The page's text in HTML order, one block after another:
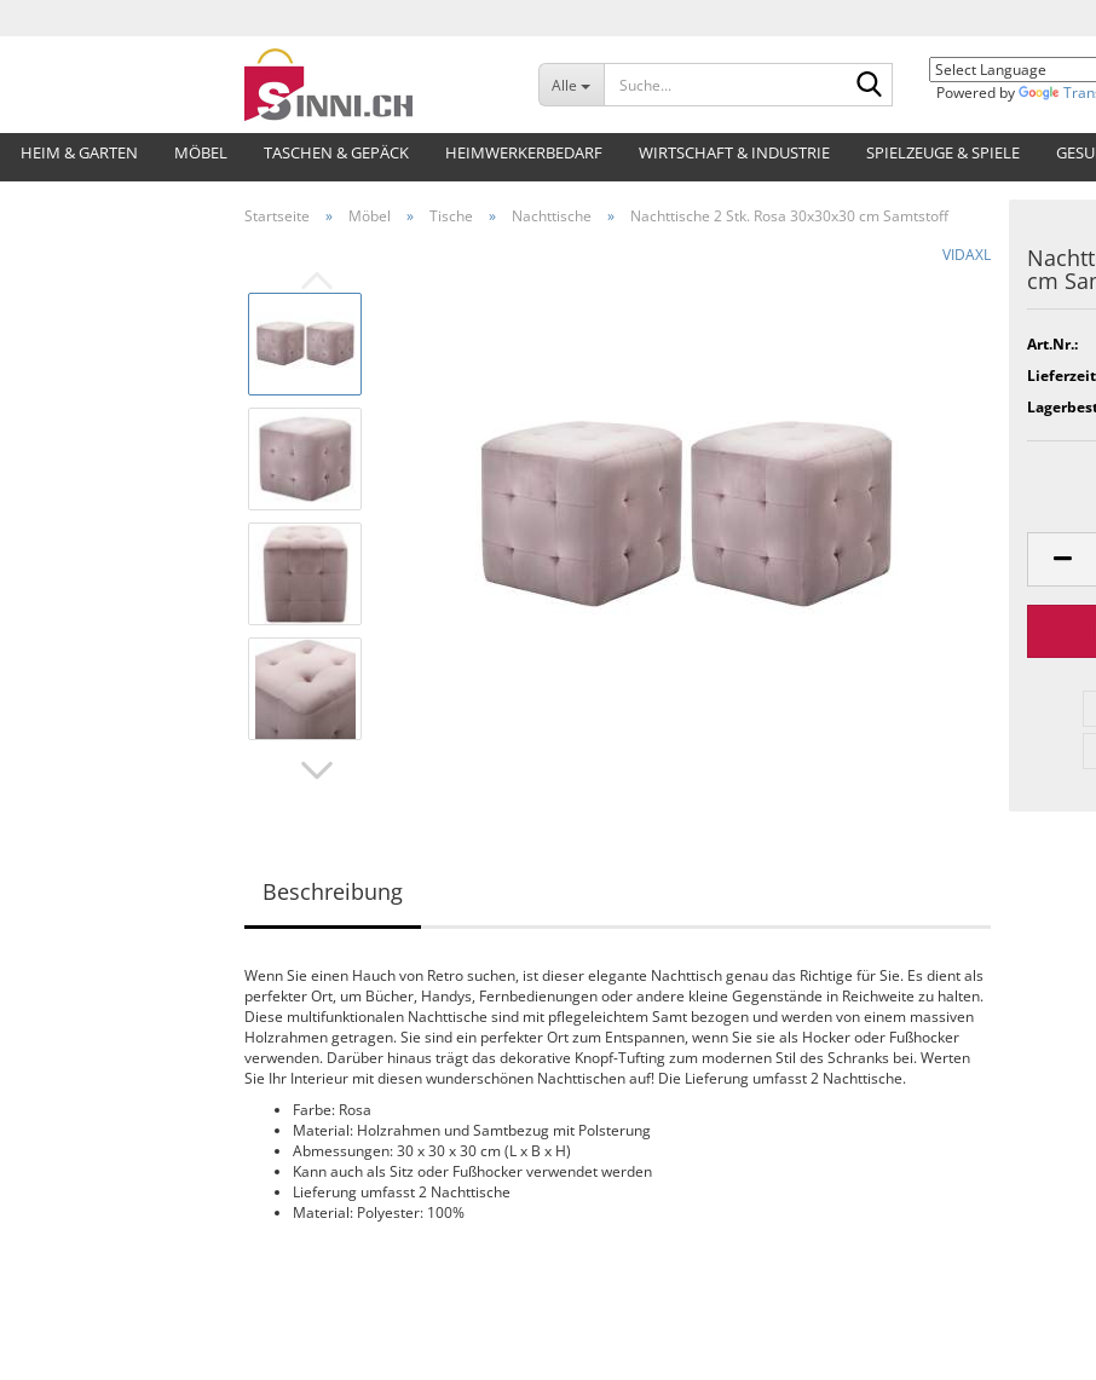
Alle
Suche...
Powered by
HEIM & GARTEN MÖBEL TASCHEN & GEPÄCK HEIMWERKERBEDARF WIRTSCHAFT & INDUSTRIE SPIELZEUGE & SPIELE
Startseite » Möbel » Tische » Nachttische »
Nachttische 2 Stk. Rosa 30x30x30 cm Samtstoff
VIDAXL
cm
Art.Nr.:
Beschreibung
Wenn Sie einen Hauch von Retro suchen, ist dieser elegante Nachttisch genau das Richtige für Sie. Es dient als
perfekter Ort, um Bücher, Handys, Fernbedienungen oder andere kleine Gegenstände in Reichweite zu halten.
Diese multifunktionalen Nachttische sind mit pflegeleichtem Samt bezogen und werden von einem massiven
Holzrahmen getragen. Sie sind ein perfekter Ort zum Entspannen, wenn Sie sie als Hocker oder Fußhocker
verwenden. Darüber hinaus trägt das dekorative Knopf-Tufting zum modernen Stil des Schranks bei. Werten
Sie Ihr Interieur mit diesen wunderschönen Nachttischen auf! Die Lieferung umfasst 2 Nachttische.
Farbe: Rosa
Material: Holzrahmen und Samtbezug mit Polsterung
Abmessungen: 30 x 30 x 30 cm (L x B x H)
Kann auch als Sitz oder Fußhocker verwendet werden
Lieferung umfasst 2 Nachttische
Material: Polyester: 100%